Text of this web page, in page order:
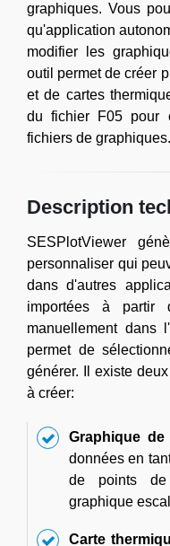
graphiques. Vous
qu'application
modifier les
outil permet de créer
et de cartes
du fichier F05 pour
fichiers de graphiques.
Description
SESPlotViewer
personnaliser qui
dans d'autres
importées à partir
manuellement dans
permet de
générer. Il existe
à créer:
Graphique de
données en
de points de
graphique
Carte